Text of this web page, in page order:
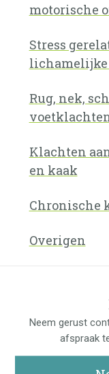
motorische
Stress
lichamelijke
Rug, nek,
Klachten
en kaak
Chronische
Overigen
Neem gerust
afspraak